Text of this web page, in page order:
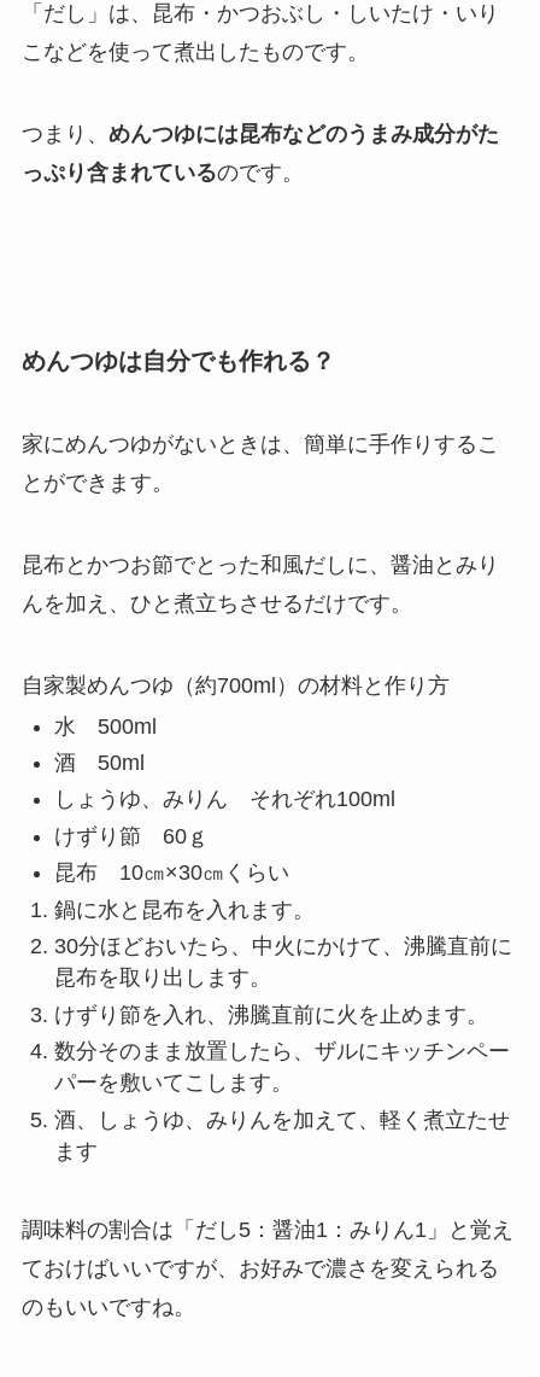
「だし」は、昆布・かつおぶし・しいたけ・いり
こなどを使って煮出したものです。
つまり、 めんつゆには昆布などのうまみ成分がた
っぷり含まれているのです。
めんつゆは自分でも作れる？
家にめんつゆがないときは、簡単に手作りするこ
とができます。
昆布とかつお節でとった和風だしに、醤油とみり
んを加え、ひと煮立ちさせるだけです。
自家製めんつゆ（約700ml）の材料と作り方
水 500ml
酒 50ml
しょうゆ、みりん それぞれ100ml
けずり節 60ｇ
昆布 10㎝×30㎝くらい
鍋に水と昆布を入れます。
30分ほどおいたら、中火にかけて、沸騰直前に
昆布を取り出します。
けずり節を入れ、沸騰直前に火を止めます。
数分そのまま放置したら、ザルにキッチンペー
パーを敷いてこします。
酒、しょうゆ、みりんを加えて、軽く煮立たせ
ます
調味料の割合は「だし5：醤油1：みりん1」と覚え
ておけばいいですが、お好みで濃さを変えられる
のもいいですね。